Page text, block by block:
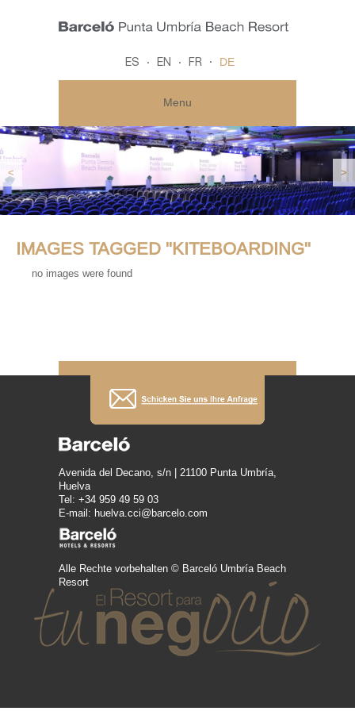
ES EN FR DE
Menu
< >
IMAGES TAGGED "KITEBOARDING"
no images were found
Avenida del Decano, s/n | 21100 Punta Umbría,
Huelva
Tel: +34 959 49 59 03
E-mail: huelva.cci@barcelo.com
Alle Rechte vorbehalten © Barceló Umbría Beach
Resort